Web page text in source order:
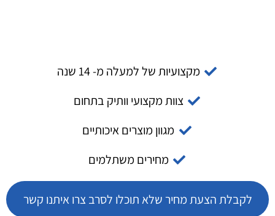
מקצועיות של למעלה מ- 14 שנה
צוות מקצועי וותיק בתחום
מגוון מוצרים איכותיים
מחירים משתלמים
לקבלת הצעת מחיר שלא תוכלו לסרב צרו איתנו קשר